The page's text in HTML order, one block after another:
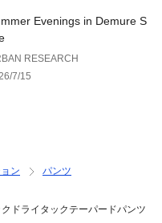
Evenings in Demure S
RESEARCH
7/15
ン
パンツ
ドライタックテーパードパンツ